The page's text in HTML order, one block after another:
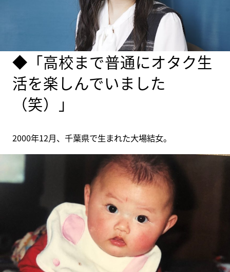
◆「高校まで普通にオタク生
活を楽しんでいました
（笑）」
2000年12月、千葉県で生まれた大場結女。